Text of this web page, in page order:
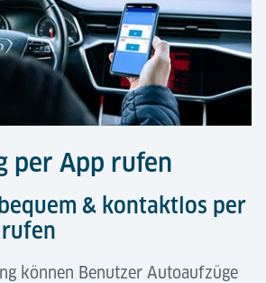
per App rufen
& kontaktlos per
können Benutzer Autoaufzüge